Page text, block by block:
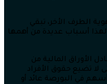
الطرف الأخر، تبقي
أسباب عديدة من أهمها
الأوراق المالية من
لا تضيع حقوق الأفراد
في البورصة عائد أو